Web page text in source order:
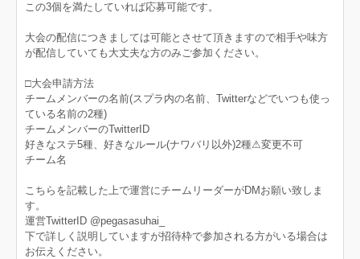
この3個を満たしていれば応募可能です。
大会の配信につきましては可能とさせて頂きますので相手や味方
が配信していても大丈夫な方のみご参加ください。
□大会申請方法
チームメンバーの名前(スプラ内の名前、Twitterなどでいつも使っ
ている名前の2種)
チームメンバーのTwitterID
好きなステ5種、好きなルール(ナワバリ以外)2種⚠︎変更不可
チーム名
こちらを記載した上で運営にチームリーダーがDMお願い致しま
す。
運営TwitterID @pegasasuhai_
下で詳しく説明していますが招待枠で参加される方がいる場合は
お伝えください。